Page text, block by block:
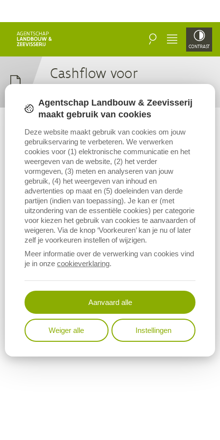
ZOEKEN MENU CONTRAST
Cash­flow voor
De cashflow voor financieringslast is het verschil tussen de
werkelijk ontvangen opbrengsten (ontvangsten) en de werkelijk
betaalde kosten (uitgaven) zonder financieringslasten. De
cashflow voor financieringslast geeft de hoeveelheid liquiditeiten
aan die een normale bedrijfsvoering genereert, los van de
financieringslasten.
Voor meer info hierover én voor de definities van de gehanteerde
inkomensindicatoren verwijzen we naar demethodologiepagina
rond inkomensindicatoren.
Agentschap Landbouw & Zeevisserij
maakt gebruik van cookies
Deze website maakt gebruik van cookies om jouw
gebruikservaring te verbeteren. We verwerken
cookies voor (1) elektronische communicatie en het
weergeven van de website, (2) het verder
vormgeven, (3) meten en analyseren van jouw
gebruik, (4) het weergeven van inhoud en
advertenties op maat en (5) doeleinden van derde
partijen (indien van toepassing). Je kan er (met
uitzondering van de essentiële cookies) per categorie
voor kiezen het gebruik van cookies te aanvaarden of
weigeren. Via de knop ‘Voorkeuren’ kan je nu of later
zelf je voorkeuren instellen of wijzigen.
Meer informatie over de verwerking van cookies vind
je in onze cookieverklaring.
Aanvaard alle
Weiger alle Instellingen